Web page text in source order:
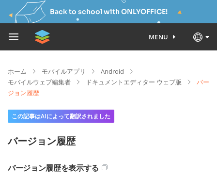
Back to school with ONLYOFFICE!
MENU
ホーム モバイルアプリ
Android
モバイルウェブ編集者
ドキュメントエディター ウェブ版
バー
ジョン履歴
この記事はAIによって翻訳されました
バージョン履歴
バージョン履歴を表示する